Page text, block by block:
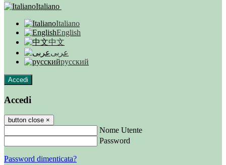
Italiano
Italiano
English
中文
عربى
русский
Accedi
Accedi
button close ×
Nome Utente
Password
Password dimenticata?